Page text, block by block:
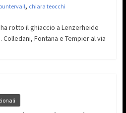
, chiara teocchi
rotto il ghiaccio a Lenzerheide
Fontana e Tempier al via